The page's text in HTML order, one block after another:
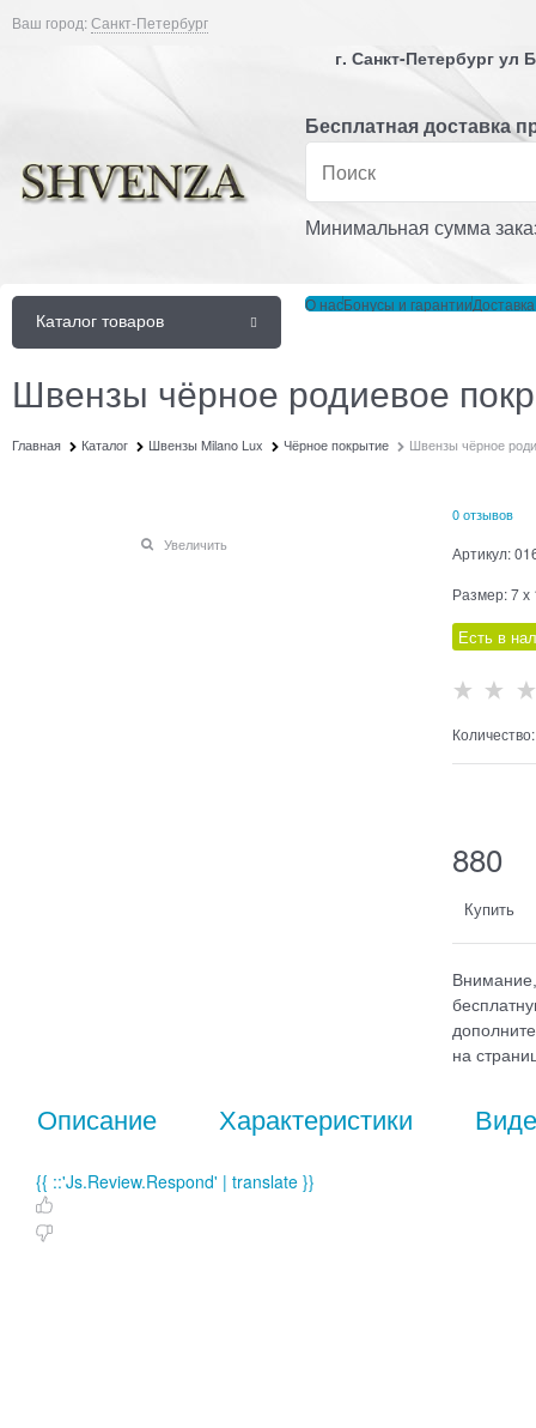
Ваш город:Санкт-Петербург
г. Санкт-Петербург
Бесплатная доставка
Минимальная сумма
Каталог товаров
О насБонусы и гарантии
Швензы чёрное родиевое
Главная Каталог Швензы Milano Lux Чёрное покрытие Швензы чёрное
Увеличить
0 отзывов
Артикул:
Размер:7 х
Есть в
Количество:
880
Купить
на
Описание Характеристики
{{ ::'Js.Review.Respond' | translate }}